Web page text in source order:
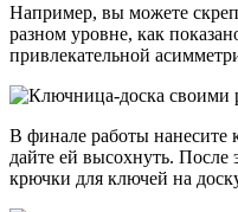
Например, вы можете
разном уровне, как
привлекательной
В финале работы нанесите
дайте ей высохнуть. После
крючки для ключей на